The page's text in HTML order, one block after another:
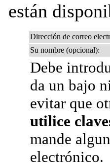
están
Dirección de correo
Su nombre (opcional):
Debe
da un bajo
evitar que
utilice
mande
electrónico.